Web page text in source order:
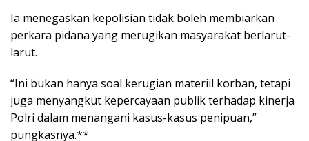
Ia menegaskan kepolisian tidak boleh membiarkan
perkara pidana yang merugikan masyarakat berlarut-
larut.
“Ini bukan hanya soal kerugian materiil korban, tetapi
juga menyangkut kepercayaan publik terhadap kinerja
Polri dalam menangani kasus-kasus penipuan,”
pungkasnya.**